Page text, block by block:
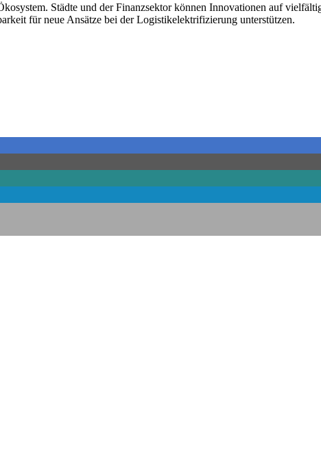
Städte und der Finanzsektor können Innovationen auf
für neue Ansätze bei der Logistikelektrifizierung unterstützen.